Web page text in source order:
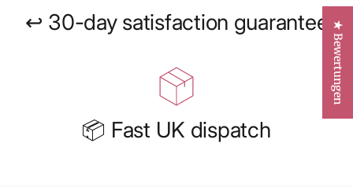
↩️ 30-day satisfaction guarantee
📦 Fast UK dispatch
★ Bewertungen